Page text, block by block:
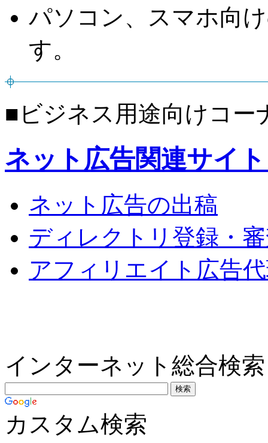
パソコン、スマホ向
す。
■ビジネス用途向けコー
ネット広告関連サイ
ネット広告の出稿
ディレクトリ登録・
アフィリエイト広告
インターネット総合検索
カスタム検索